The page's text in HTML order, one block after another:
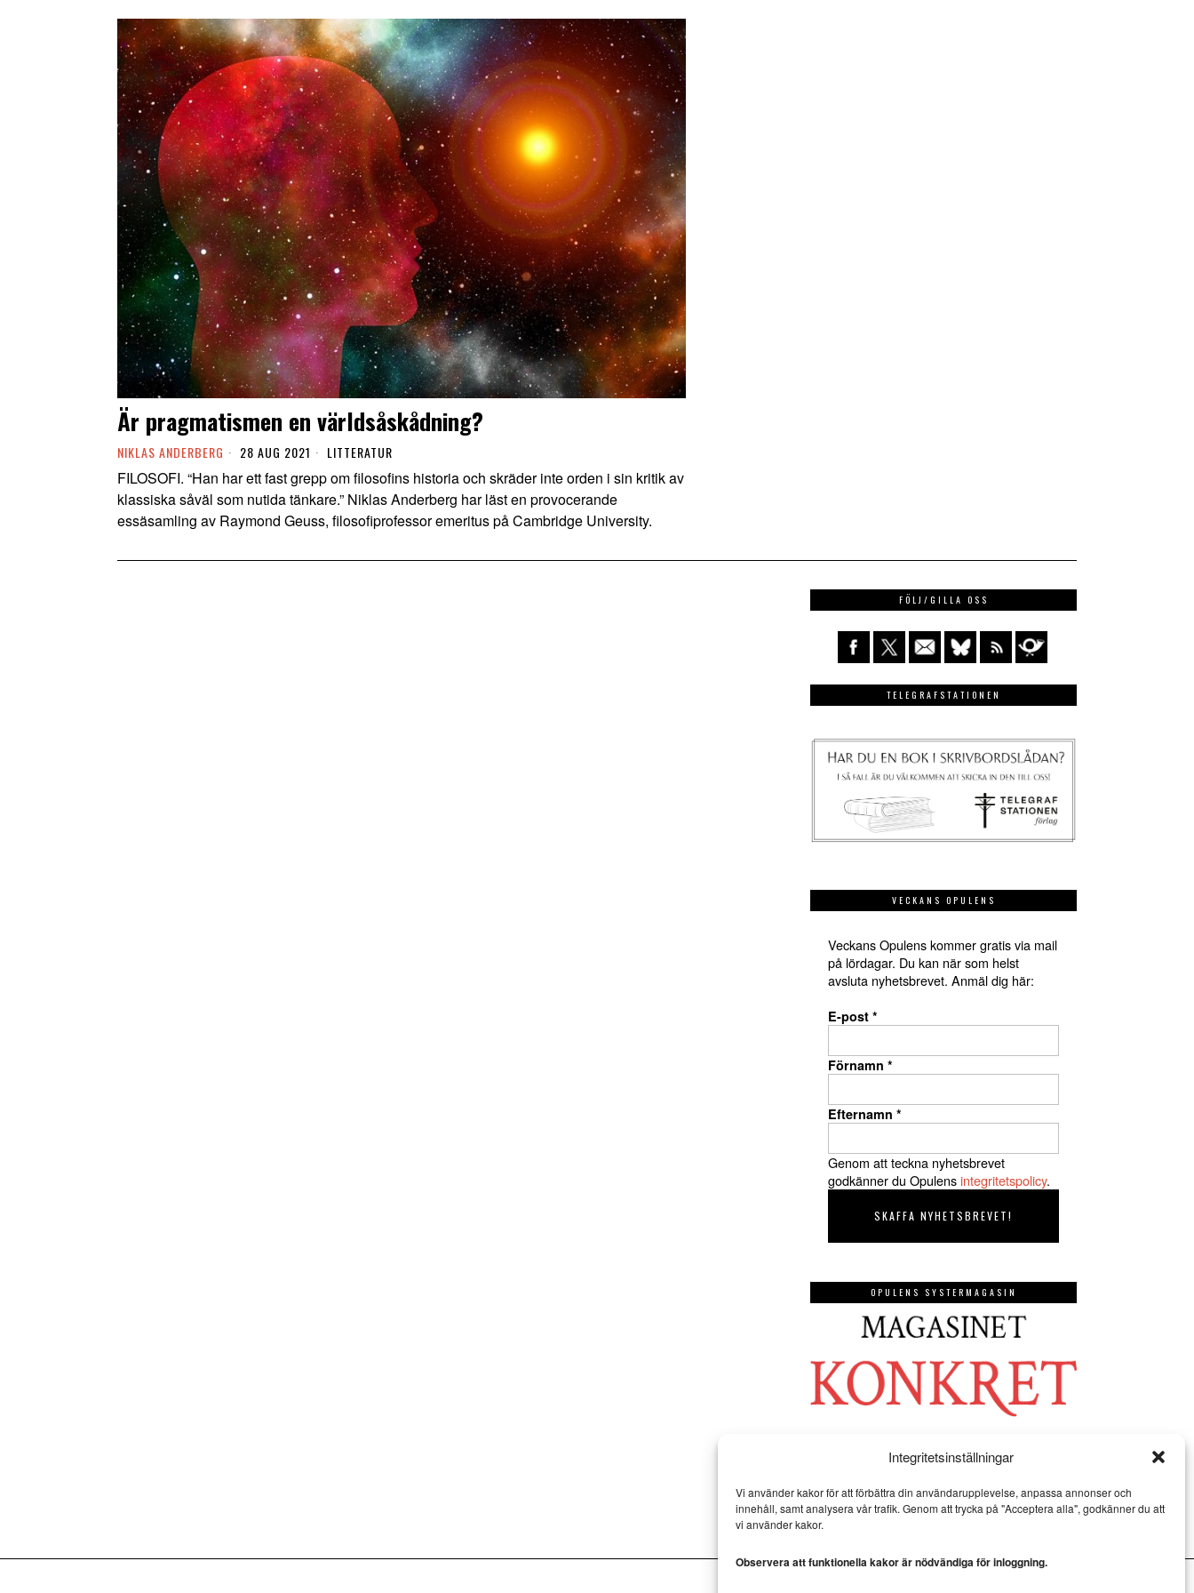
Integritetsinställningar
Vi använder kakor för att förbättra din användarupplevelse, anpassa annonser och
innehåll, samt analysera vår trafik. Genom att trycka på "Acceptera alla", godkänner du att
vi använder kakor.
Observera att funktionella kakor är nödvändiga för inloggning.
Är pragmatismen en världsåskådning?
NIKLAS ANDERBERG 28 AUG 2021 LITTERATUR
FILOSOFI. “Han har ett fast grepp om filosofins historia och skräder inte orden i sin kritik av
klassiska såväl som nutida tänkare.” Niklas Anderberg har läst en provocerande
essäsamling av Raymond Geuss, filosofiprofessor emeritus på Cambridge University.
FÖLJ/GILLA OSS
TELEGRAFSTATIONEN
VECKANS OPULENS
Veckans Opulens kommer gratis via mail
på lördagar. Du kan när som helst
avsluta nyhetsbrevet. Anmäl dig här:
E-post *
Förnamn *
Efternamn *
Genom att teckna nyhetsbrevet
godkänner du Opulensintegritetspolicy.
OPULENS SYSTERMAGASIN